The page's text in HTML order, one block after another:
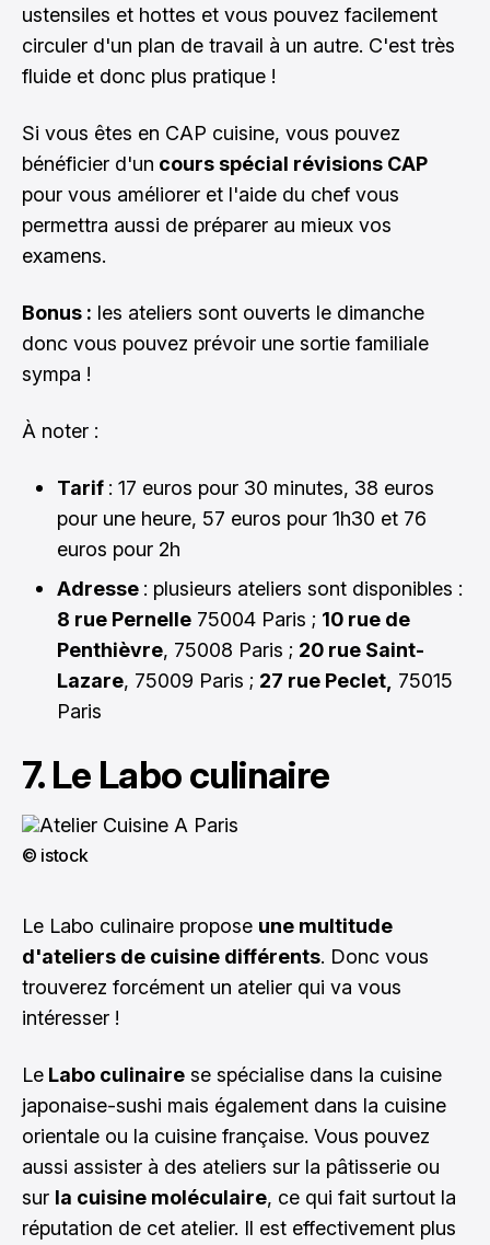
ustensiles et hottes et vous pouvez facilement
circuler d'un plan de travail à un autre. C'est très
fluide et donc plus pratique !
Si vous êtes en CAP cuisine, vous pouvez
bénéficier d'un cours spécial révisions CAP
pour vous améliorer et l'aide du chef vous
permettra aussi de préparer au mieux vos
examens.
Bonus : les ateliers sont ouverts le dimanche
donc vous pouvez prévoir une sortie familiale
sympa !
À noter :
Tarif : 17 euros pour 30 minutes, 38 euros
pour une heure, 57 euros pour 1h30 et 76
euros pour 2h
Adresse : plusieurs ateliers sont disponibles :
8 rue Pernelle 75004 Paris ; 10 rue de
Penthièvre, 75008 Paris ; 20 rue Saint-
Lazare, 75009 Paris ; 27 rue Peclet, 75015
Paris
7. Le Labo culinaire
© istock
Le Labo culinaire propose une multitude
d'ateliers de cuisine différents. Donc vous
trouverez forcément un atelier qui va vous
intéresser !
Le Labo culinaire se spécialise dans la cuisine
japonaise-sushi mais également dans la cuisine
orientale ou la cuisine française. Vous pouvez
aussi assister à des ateliers sur la pâtisserie ou
sur la cuisine moléculaire, ce qui fait surtout la
réputation de cet atelier. Il est effectivement plus